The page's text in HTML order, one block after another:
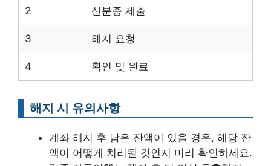
2 신분증 제출
3 해지 요청
4 확인 및 완료
해지 시 유의사항
계좌 해지 후 남은 잔액이 있을 경우, 해당 잔
액이 어떻게 처리될 것인지 미리 확인하세요.